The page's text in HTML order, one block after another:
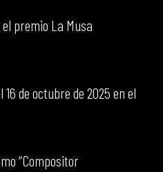
premio La Musa
de octubre de 2025 en el
“Compositor